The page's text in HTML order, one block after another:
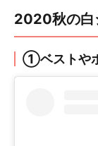
2020秋の白
①ベストや